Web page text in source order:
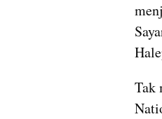
Tak